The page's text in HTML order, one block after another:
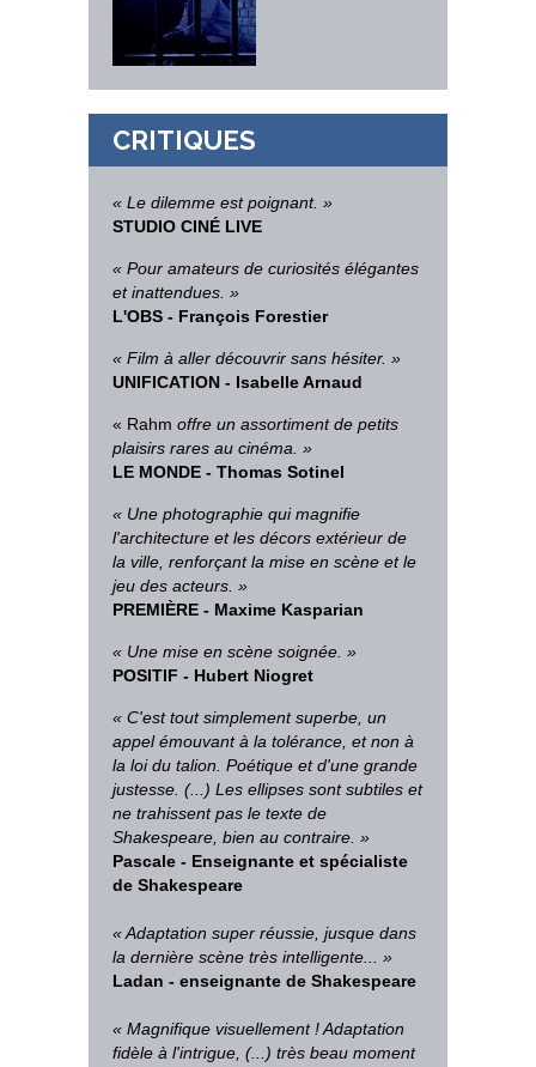
CRITIQUES
« Le dilemme est poignant. »
STUDIO CINÉ LIVE
« Pour amateurs de curiosités élégantes
et inattendues. »
L'OBS - François Forestier
« Film à aller découvrir sans hésiter. »
UNIFICATION - Isabelle Arnaud
« Rahm offre un assortiment de petits
plaisirs rares au cinéma. »
LE MONDE - Thomas Sotinel
« Une photographie qui magnifie
l'architecture et les décors extérieur de
la ville, renforçant la mise en scène et le
jeu des acteurs. »
PREMIÈRE - Maxime Kasparian
« Une mise en scène soignée. »
POSITIF - Hubert Niogret
« C'est tout simplement superbe, un
appel émouvant à la tolérance, et non à
la loi du talion. Poétique et d'une grande
justesse. (...) Les ellipses sont subtiles et
ne trahissent pas le texte de
Shakespeare, bien au contraire. »
Pascale - Enseignante et spécialiste
de Shakespeare
« Adaptation super réussie, jusque dans
la dernière scène très intelligente... »
Ladan - enseignante de Shakespeare
« Magnifique visuellement ! Adaptation
fidèle à l'intrigue, (...) très beau moment